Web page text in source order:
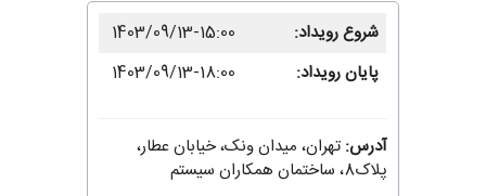
شروع رویداد:
1403/09/13-15:00
پایان رویداد:
1403/09/13-18:00
آدرس: تهران، میدان ونک، خیابان عطار،
پلاک8، ساختمان همکاران سیستم